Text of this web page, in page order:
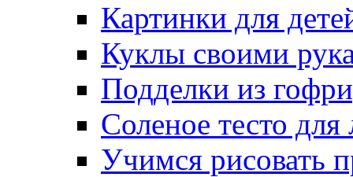
Картинки для
Куклы своими
Подделки из
Соленое тесто для
Учимся рисовать